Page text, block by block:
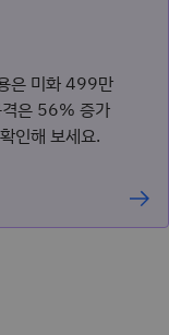
은 미화 499만
격은 56% 증가
인해 보세요.